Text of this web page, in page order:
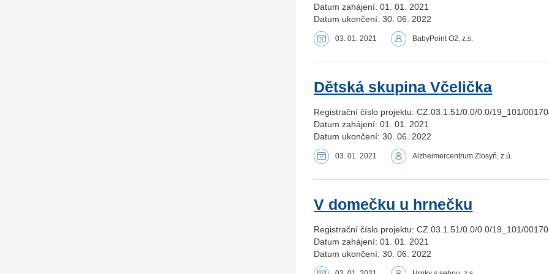
Datum zahájení: 01. 01. 2021
Datum ukončení: 30. 06. 2022
03. 01. 2021 BabyPoint O2, z.s.
Dětská skupina Včelička
Registrační číslo projektu: CZ.03.1.51/0.0/0.0/19_101/
Datum zahájení: 01. 01. 2021
Datum ukončení: 30. 06. 2022
03. 01. 2021 Alzheimercentrum Zlosyň, z.ú.
V domečku u hrnečku
Registrační číslo projektu: CZ.03.1.51/0.0/0.0/19_101/
Datum zahájení: 01. 01. 2021
Datum ukončení: 30. 06. 2022